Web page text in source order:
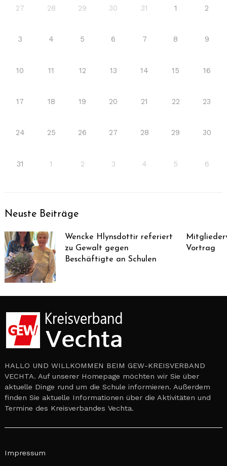
27 28 29 30 31 1 2
3 4 5 6 7 8 9
10 11 12 13 14 15 16
17 18 19 20 21 22 23
24 25 26 27 28 29 30
31 1 2 3 4 5 6
Neuste Beiträge
Wencke Hlynsdottir referiert
zu Gewalt gegen
Beschäftigte an Schulen
Vortrag
HALLO UND WILLKOMMEN BEIM GEW-KREISVERBAND
VECHTA. Auf unserer Homepage möchten wir Sie über
aktuelle Dinge rund um die Schule informieren. Außerdem
finden Sie aktuelle Informationen über die Aktivitäten und
Termine des Kreisverbandes Vechta.
Impressum